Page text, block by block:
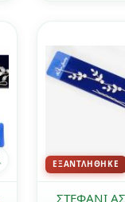
ΕΞΑΝΤΛΉΘΗΚΕ
ΣΤΕΦΑΝΙ